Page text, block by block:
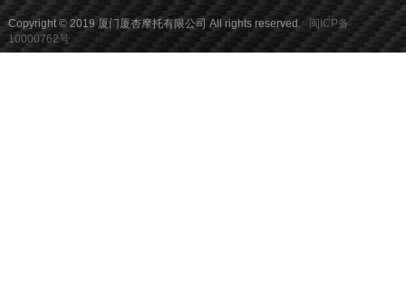
Copyright © 2019 厦门厦杏摩托有限公司 All rights reserved. 闽ICP备
10000762号